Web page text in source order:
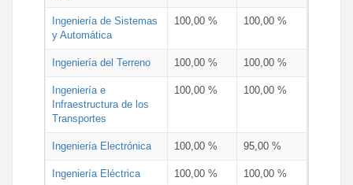
Ingeniería de Sistemas
y Automática
100,00 % 100,00 %
Ingeniería del Terreno 100,00 % 100,00 %
Ingeniería e
Infraestructura de los
Transportes
100,00 % 100,00 %
Ingeniería Electrónica 100,00 % 95,00 %
Ingeniería Eléctrica 100,00 % 100,00 %